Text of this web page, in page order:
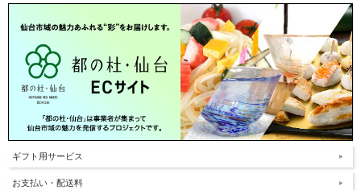
ギフト用サービス
お支払い・配送料